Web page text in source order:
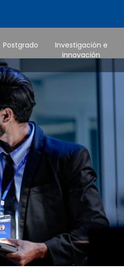
Postgrado
Investigación e
innovación